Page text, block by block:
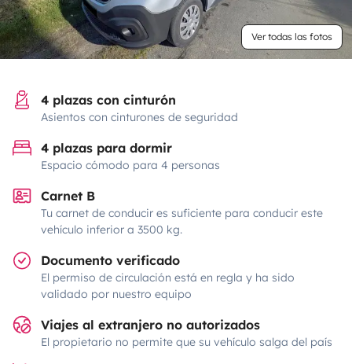
Ver todas las fotos
4 plazas con cinturón
Asientos con cinturones de seguridad
4 plazas para dormir
Espacio cómodo para 4 personas
Carnet B
Tu carnet de conducir es suficiente para conducir este
vehículo inferior a 3500 kg.
Documento verificado
El permiso de circulación está en regla y ha sido
validado por nuestro equipo
Viajes al extranjero no autorizados
El propietario no permite que su vehículo salga del país